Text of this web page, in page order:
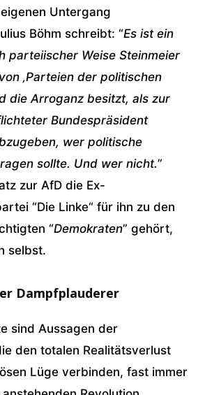
Untergang
Böhm schreibt: “Es ist ein
parteiischer Weise Steinmeier
von ‚Parteien der politischen
die Arroganz besitzt, als zur
Bundespräsident
wer politische
sollte. Und wer nicht.”
zur AfD die Ex-
“Die Linke“ für ihn zu den
“Demokraten” gehört,
selbst.
Dampfplauderer
sind Aussagen der
den totalen Realitätsverlust
Lüge verbinden, fast immer